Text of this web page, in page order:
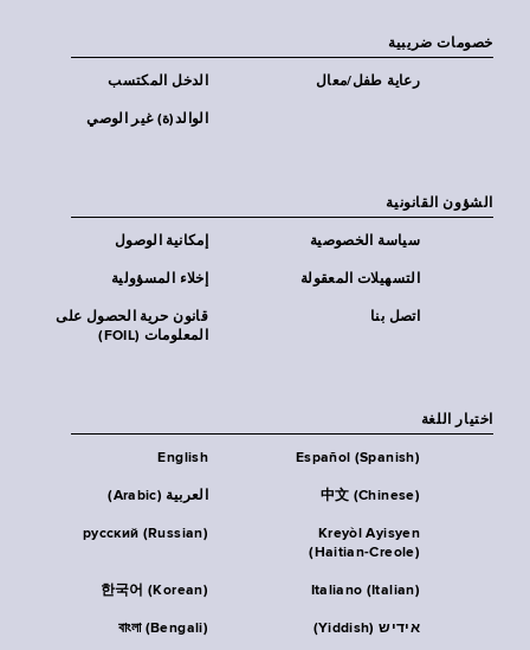
خصومات ضريبية
الدخل المكتسب رعاية طفل/معال
الوالد(ة) غير الوصي
الشؤون القانونية
إمكانية الوصول سياسة الخصوصية
إخلاء المسؤولية التسهيلات المعقولة
قانون حرية الحصول على
المعلومات (FOIL)
اتصل بنا
اختيار اللغة
English Español (Spanish)
العربية (Arabic) 中文 (Chinese)
русский (Russian)
Kreyòl Ayisyen
(Haitian-Creole)
한국어 (Korean) Italiano (Italian)
বাংলা (Bengali) אידיש (Yiddish)